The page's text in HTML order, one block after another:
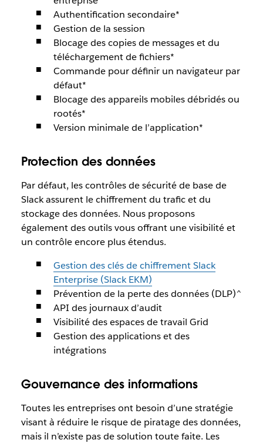
Authentification secondaire*
Gestion de la session
Blocage des copies de messages et du
téléchargement de fichiers*
Commande pour définir un navigateur par
défaut*
Blocage des appareils mobiles débridés ou
rootés*
Version minimale de l’application*
Protection des données
Par défaut, les contrôles de sécurité de base de
Slack assurent le chiffrement du trafic et du
stockage des données. Nous proposons
également des outils vous offrant une visibilité et
un contrôle encore plus étendus.
Gestion des clés de chiffrement Slack
Enterprise (Slack EKM)
Prévention de la perte des données (DLP)^
API des journaux d’audit
Visibilité des espaces de travail Grid
Gestion des applications et des
intégrations
Gouvernance des informations
Toutes les entreprises ont besoin d’une stratégie
visant à réduire le risque de piratage des données,
mais il n’existe pas de solution toute faite. Les